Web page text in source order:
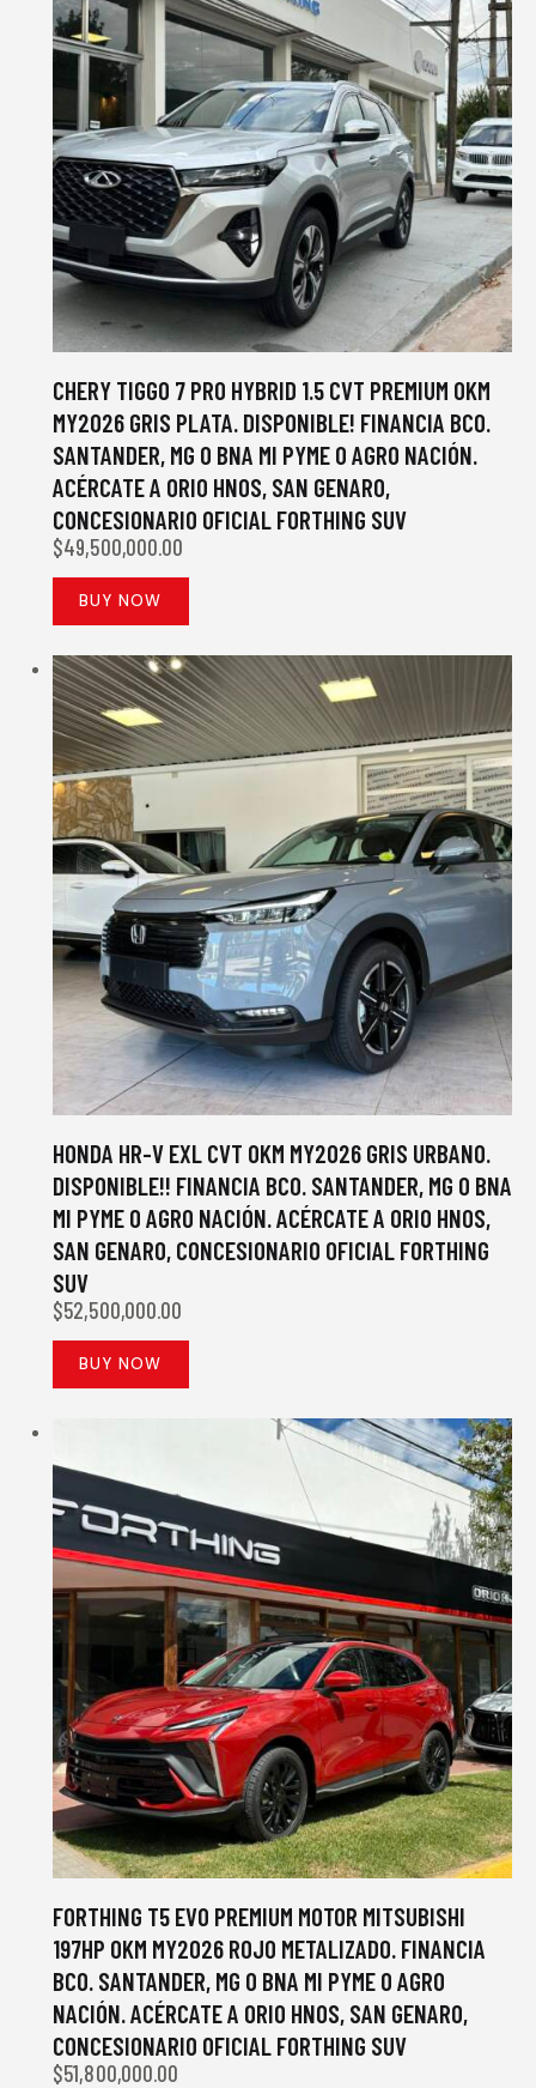
CHERY TIGGO 7 PRO HYBRID 1.5 CVT PREMIUM 0KM
MY2026 GRIS PLATA. DISPONIBLE! FINANCIA BCO.
SANTANDER, MG O BNA MI PYME O AGRO NACIÓN.
ACÉRCATE A ORIO HNOS, SAN GENARO,
CONCESIONARIO OFICIAL FORTHING SUV
$49,500,000.00
BUY NOW
HONDA HR-V EXL CVT 0KM MY2026 GRIS URBANO.
DISPONIBLE!! FINANCIA BCO. SANTANDER, MG O BNA
MI PYME O AGRO NACIÓN. ACÉRCATE A ORIO HNOS,
SAN GENARO, CONCESIONARIO OFICIAL FORTHING
SUV
$52,500,000.00
BUY NOW
FORTHING T5 EVO PREMIUM MOTOR MITSUBISHI
197HP 0KM MY2026 ROJO METALIZADO. FINANCIA
BCO. SANTANDER, MG O BNA MI PYME O AGRO
NACIÓN. ACÉRCATE A ORIO HNOS, SAN GENARO,
CONCESIONARIO OFICIAL FORTHING SUV
$51,800,000.00